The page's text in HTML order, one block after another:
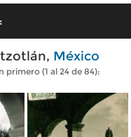
México
(1 al 24 de 84):